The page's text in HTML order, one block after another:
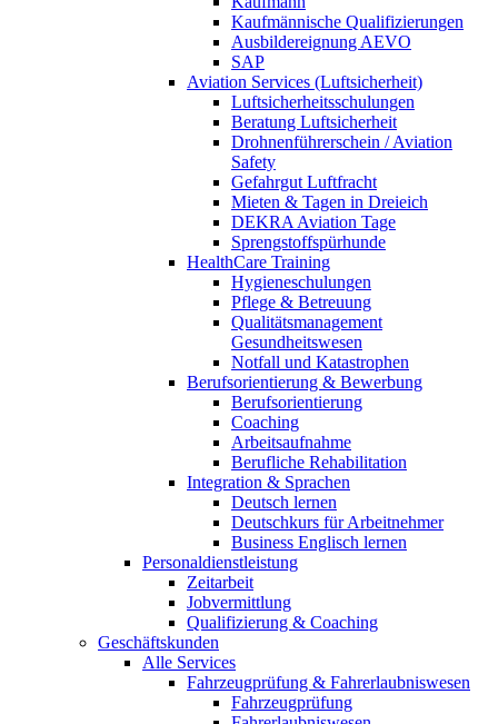
Kaufmännische Qualifizierungen
Ausbildereignung AEVO
SAP
Aviation Services (Luftsicherheit)
Luftsicherheitsschulungen
Beratung Luftsicherheit
Drohnenführerschein / Aviation
Safety
Gefahrgut Luftfracht
Mieten & Tagen in Dreieich
DEKRA Aviation Tage
Sprengstoffspürhunde
HealthCare Training
Hygieneschulungen
Pflege & Betreuung
Qualitätsmanagement
Gesundheitswesen
Notfall und Katastrophen
Berufsorientierung & Bewerbung
Berufsorientierung
Coaching
Arbeitsaufnahme
Berufliche Rehabilitation
Integration & Sprachen
Deutsch lernen
Deutschkurs für Arbeitnehmer
Business Englisch lernen
Personaldienstleistung
Zeitarbeit
Jobvermittlung
Qualifizierung & Coaching
Geschäftskunden
Alle Services
Fahrzeugprüfung & Fahrerlaubniswesen
Fahrzeugprüfung